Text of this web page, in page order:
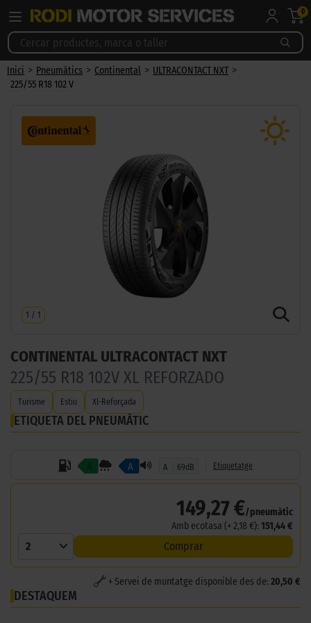
0
Inici > Pneumàtics > Continental > ULTRACONTACT NXT >
225/55 R18 102 V
1 / 1
CONTINENTAL ULTRACONTACT NXT
225/55 R18 102V XL REFORZADO
Turisme Estiu Xl-Reforçada
ETIQUETA DEL PNEUMÀTIC
A A A 69dB Etiquetatge
149,27 €/pneumàtic
Amb ecotasa (+ 2,18 €): 151,44 €
2 Comprar
+ Servei de muntatge disponible des de: 20,50 €
DESTAQUEM